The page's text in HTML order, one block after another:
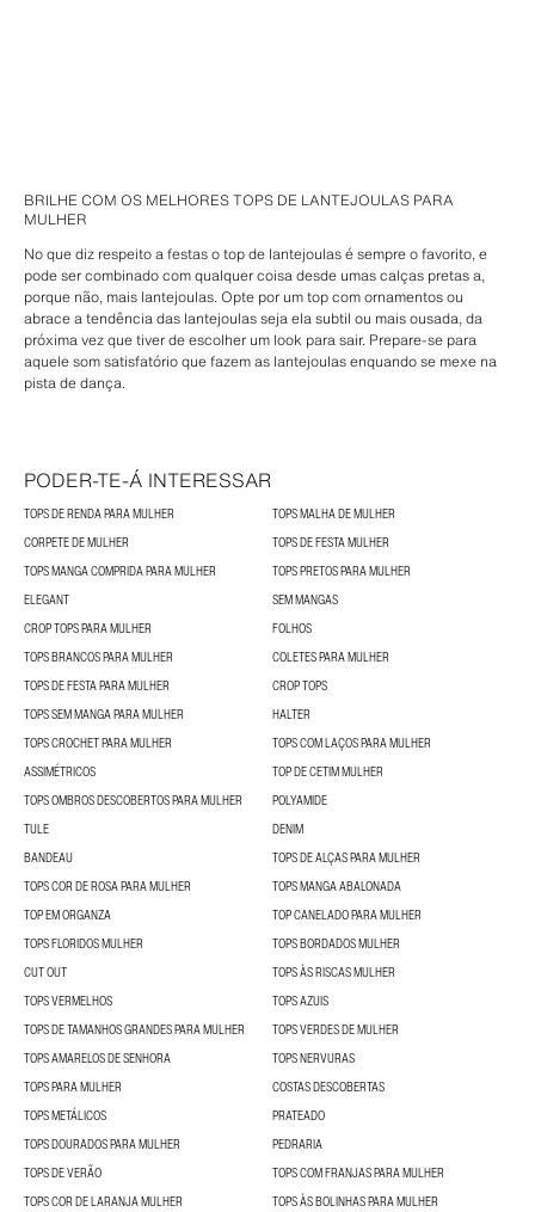
BRILHE COM OS MELHORES TOPS DE LANTEJOULAS PARA
MULHER
No que diz respeito a festas o top de lantejoulas é sempre o favorito, e
pode ser combinado com qualquer coisa desde umas calças pretas a,
porque não, mais lantejoulas. Opte por um top com ornamentos ou
abrace a tendência das lantejoulas seja ela subtil ou mais ousada, da
próxima vez que tiver de escolher um look para sair. Prepare-se para
aquele som satisfatório que fazem as lantejoulas enquando se mexe na
pista de dança.
PODER-TE-Á INTERESSAR
TOPS DE RENDA PARA MULHER
TOPS MALHA DE MULHER
CORPETE DE MULHER
TOPS DE FESTA MULHER
TOPS MANGA COMPRIDA PARA MULHER
TOPS PRETOS PARA MULHER
ELEGANT
SEM MANGAS
CROP TOPS PARA MULHER
FOLHOS
TOPS BRANCOS PARA MULHER
COLETES PARA MULHER
TOPS DE FESTA PARA MULHER
CROP TOPS
TOPS SEM MANGA PARA MULHER
HALTER
TOPS CROCHET PARA MULHER
TOPS COM LAÇOS PARA MULHER
ASSIMÉTRICOS
TOP DE CETIM MULHER
TOPS OMBROS DESCOBERTOS PARA MULHER
POLYAMIDE
TULE
DENIM
BANDEAU
TOPS DE ALÇAS PARA MULHER
TOPS COR DE ROSA PARA MULHER
TOPS MANGA ABALONADA
TOP EM ORGANZA
TOP CANELADO PARA MULHER
TOPS FLORIDOS MULHER
TOPS BORDADOS MULHER
CUT OUT
TOPS ÀS RISCAS MULHER
TOPS VERMELHOS
TOPS AZUIS
TOPS DE TAMANHOS GRANDES PARA MULHER
TOPS VERDES DE MULHER
TOPS AMARELOS DE SENHORA
TOPS NERVURAS
TOPS PARA MULHER
COSTAS DESCOBERTAS
TOPS METÁLICOS
PRATEADO
TOPS DOURADOS PARA MULHER
PEDRARIA
TOPS DE VERÃO
TOPS COM FRANJAS PARA MULHER
TOPS COR DE LARANJA MULHER
TOPS ÀS BOLINHAS PARA MULHER